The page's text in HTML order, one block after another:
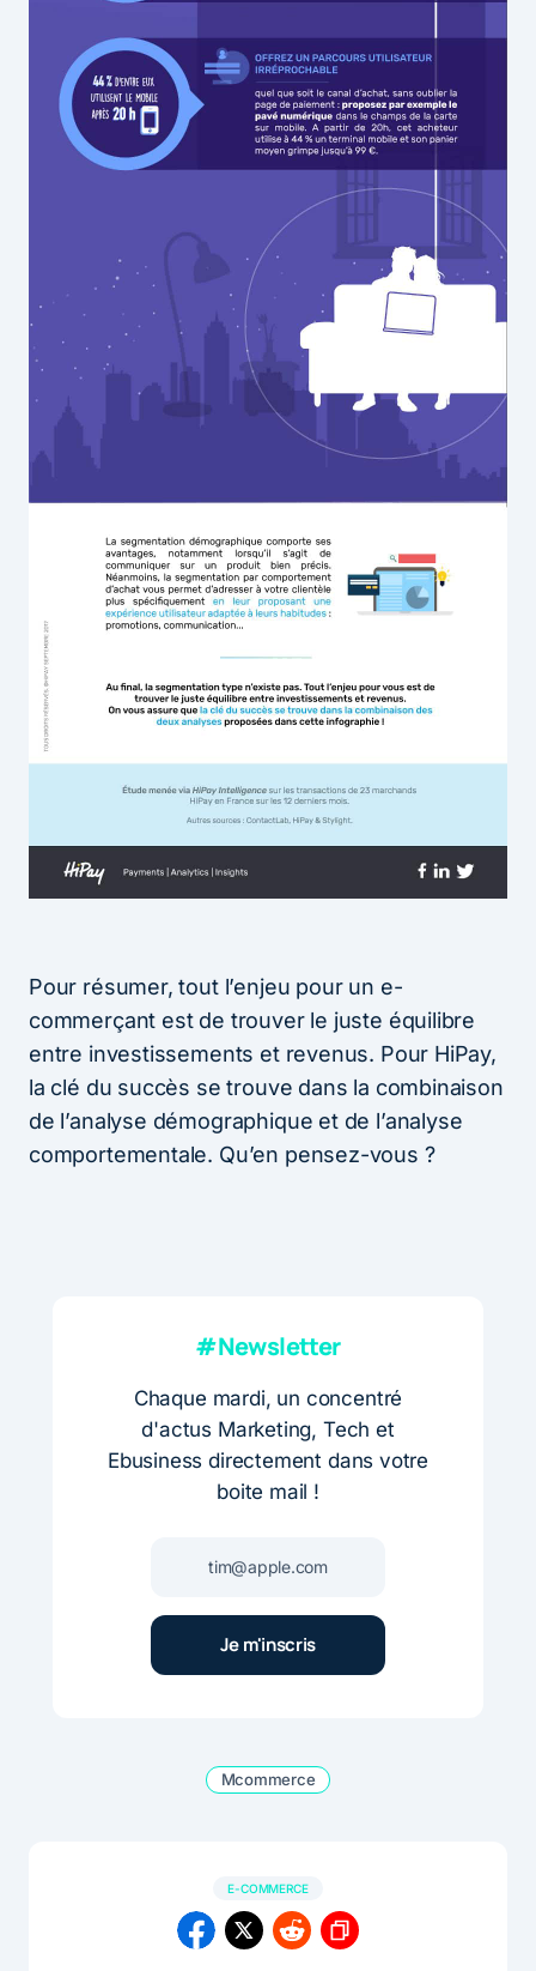
Pour résumer, tout l’enjeu pour un e-
commerçant est de trouver le juste équilibre
entre investissements et revenus. Pour HiPay,
la clé du succès se trouve dans la combinaison
de l’analyse démographique et de l’analyse
comportementale. Qu’en pensez-vous ?
#Newsletter
Chaque mardi, un concentré
d'actus Marketing, Tech et
Ebusiness directement dans votre
boite mail !
Mcommerce
E-COMMERCE